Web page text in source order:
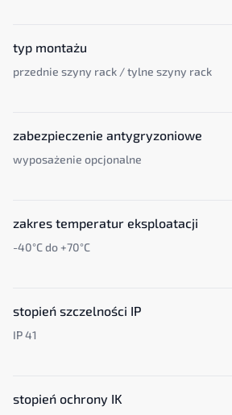
typ montażu
przednie szyny rack / tylne szyny rack
zabezpieczenie antygryzoniowe
wyposażenie opcjonalne
zakres temperatur eksploatacji
-40°C do +70°C
stopień szczelności IP
IP 41
stopień ochrony IK